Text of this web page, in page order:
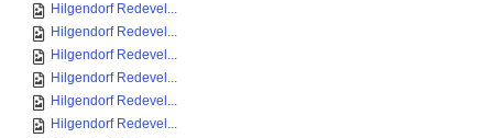
Hilgendorf Redevel...
Hilgendorf Redevel...
Hilgendorf Redevel...
Hilgendorf Redevel...
Hilgendorf Redevel...
Hilgendorf Redevel...